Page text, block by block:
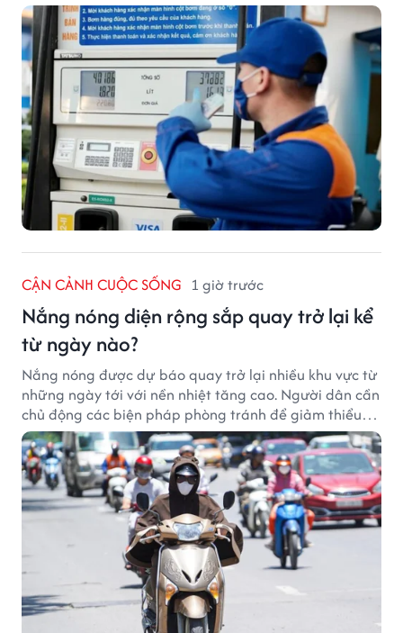
CẬN CẢNH CUỘC SỐNG 1 giờ trước
Nắng nóng diện rộng sắp quay trở lại kể
từ ngày nào?
Nắng nóng được dự báo quay trở lại nhiều khu vực từ
những ngày tới với nền nhiệt tăng cao. Người dân cần
chủ động các biện pháp phòng tránh để giảm thiểu
tác động của thời tiết cực đoan.